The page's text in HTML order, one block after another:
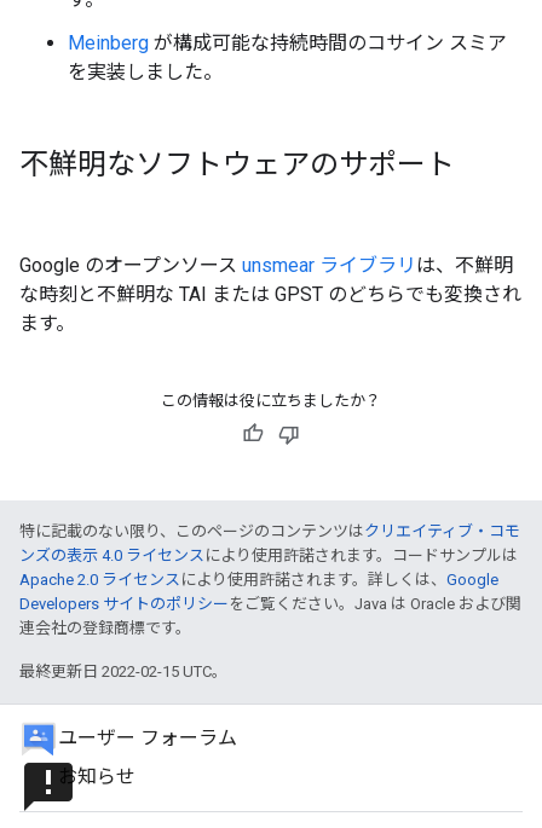
Meinberg が構成可能な持続時間のコサイン スミア
を実装しました。
不鮮明なソフトウェアのサポート
Google のオープンソース unsmear ライブラリ は、不鮮明
な時刻と不鮮明な TAI または GPST のどちらでも変換され
ます。
この情報は役に立ちましたか？
特に記載のない限り、このページのコンテンツはクリエイティブ・コモ
ンズの表示 4.0 ライセンス により使用許諾されます。コードサンプルは
Apache 2.0 ライセンス により使用許諾されます。詳しくは、 Google
Developers サイトのポリシー をご覧ください。Java は Oracle および関
連会社の登録商標です。
最終更新日 2022-02-15 UTC。
ユーザー フォーラム
announcementお知らせ